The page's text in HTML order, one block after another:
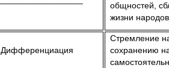
общностей,
жизни народов
Дифференциация
Стремление
сохранению